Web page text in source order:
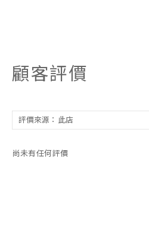
顧客評價
尚未有任何評價